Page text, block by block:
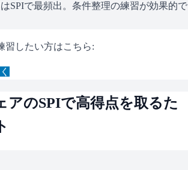
SPIで最頻出。条件整理の練習が効果的で
習したい方はこちら:
アのSPIで高得点を取るた